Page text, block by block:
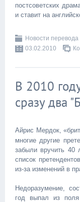
постсоветских
и ставит на
Новости перевода
03.02.2010
В 2010
сразу два
Айрис Мердок,
многие другие
забыли вручить 40
список
из-за изменений в
Недоразумение,
год выпал из